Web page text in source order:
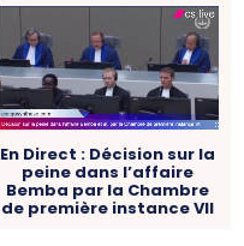
En Direct : Décision sur la
peine dans l’affaire
Bemba par la Chambre
de première instance VII